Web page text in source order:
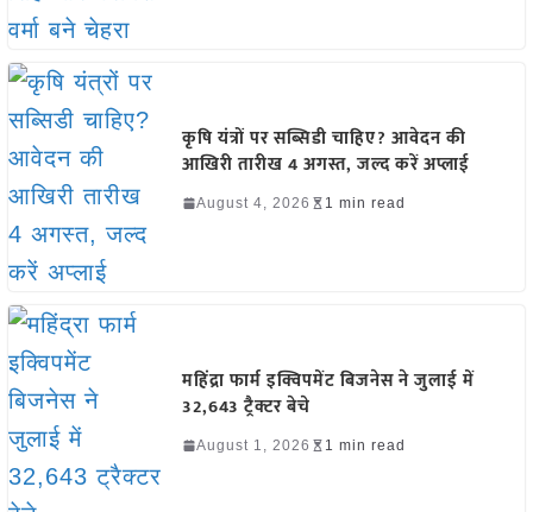
कृषि यंत्रों पर सब्सिडी चाहिए? आवेदन की
आखिरी तारीख 4 अगस्त, जल्द करें अप्लाई
August 4, 2026 1 min read
महिंद्रा फार्म इक्विपमेंट बिजनेस ने जुलाई में
32,643 ट्रैक्टर बेचे
August 1, 2026 1 min read